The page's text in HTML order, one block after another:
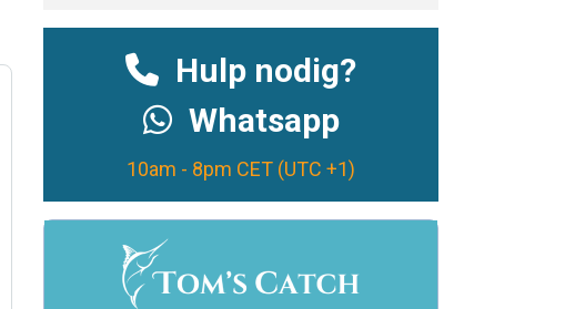
Hulp nodig?
Whatsapp
10am - 8pm CET (UTC +1)